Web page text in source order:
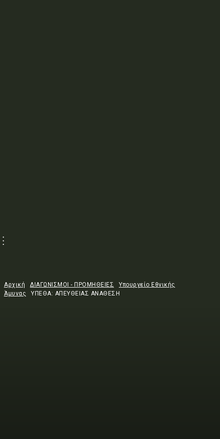
Αρχική ΔΙΑΓΩΝΙΣΜΟΙ - ΠΡΟΜΗΘΕΙΕΣ
Υπουργείο Εθνικής
Άμυνας
ΥΠΕΘΑ: ΑΠΕΥΘΕΙΑΣ ΑΝΑΘΕΣΗ